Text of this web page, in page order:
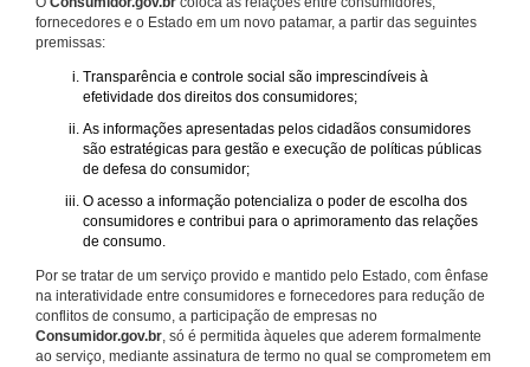
fornecedores e o Estado em um novo patamar, a partir das seguintes
premissas:
Transparência e controle social são imprescindíveis à
efetividade dos direitos dos consumidores;
As informações apresentadas pelos cidadãos consumidores
são estratégicas para gestão e execução de políticas públicas
de defesa do consumidor;
O acesso a informação potencializa o poder de escolha dos
consumidores e contribui para o aprimoramento das relações
de consumo.
Por se tratar de um serviço provido e mantido pelo Estado, com ênfase
na interatividade entre consumidores e fornecedores para redução de
conflitos de consumo, a participação de empresas no
Consumidor.gov.br, só é permitida àqueles que aderem formalmente
ao serviço, mediante assinatura de termo no qual se comprometem em